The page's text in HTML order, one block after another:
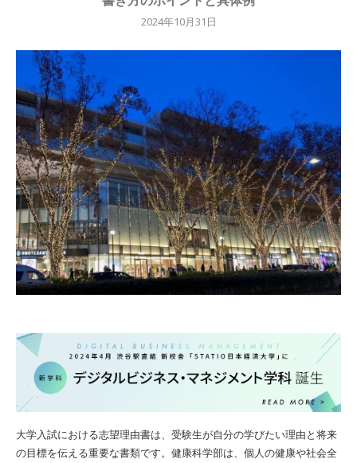
2024年10月31日
大学入試における志望理由書は、受験生が自分の学びたい理由と将来
の目標を伝える重要な書類です。健康科学部は、個人の健康や社会全